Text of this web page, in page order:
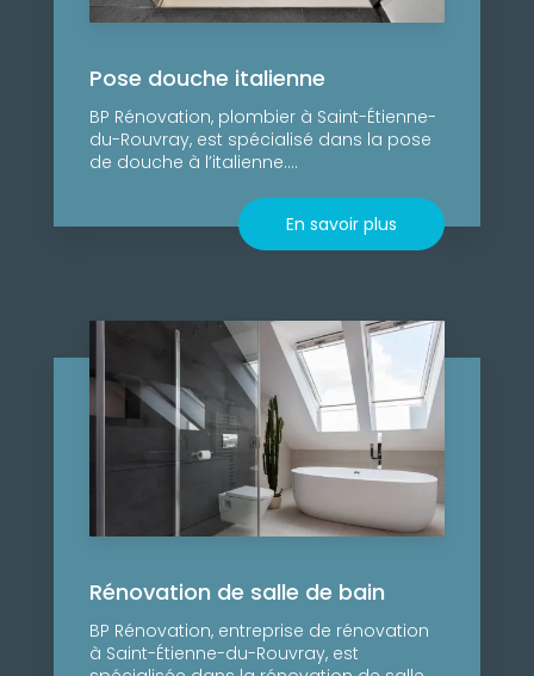
Pose douche italienne
BP Rénovation, plombier à Saint-Étienne-
du-Rouvray, est spécialisé dans la pose
de douche à l’italienne....
En savoir plus
Rénovation de salle de bain
BP Rénovation, entreprise de rénovation
à Saint-Étienne-du-Rouvray, est